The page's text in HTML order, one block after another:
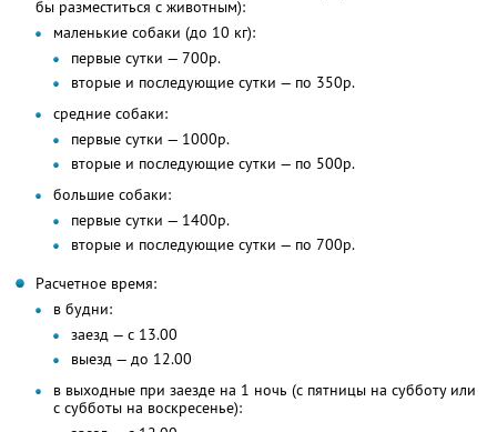
бы разместиться с животным):
маленькие собаки (до 10 кг):
первые сутки — 700р.
вторые и последующие сутки — по 350р.
средние собаки:
первые сутки — 1000р.
вторые и последующие сутки — по 500р.
большие собаки:
первые сутки — 1400р.
вторые и последующие сутки — по 700р.
Расчетное время:
в будни:
заезд — с 13.00
выезд — до 12.00
в выходные при заезде на 1 ночь (с пятницы на субботу или
с субботы на воскресенье):